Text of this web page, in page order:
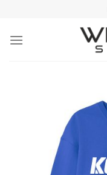
content